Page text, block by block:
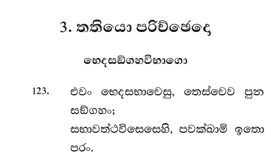
3. තතියො පරිච්ඡෙදො
භෙදසඞ්ගහවිභාගො
123.
එවං භෙදසභාවෙසු, තෙස්වෙව පුන
සඞ්ගහං;
සභාවත්ථවිසෙසෙහි, පවක්ඛාමි ඉතො
පරං.